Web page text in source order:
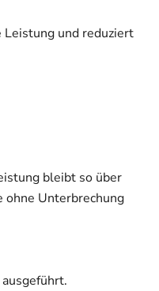
Leistung und reduziert
bleibt so über
ohne Unterbrechung